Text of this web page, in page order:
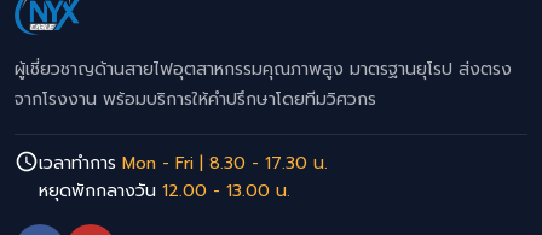
ผู้เชี่ยวชาญด้านสายไฟอุตสาหกรรมคุณภาพสูง มาตรฐานยุโรป ส่งตรง
จากโรงงาน พร้อมบริการให้คำปรึกษาโดยทีมวิศวกร
เวลาทำการ Mon - Fri | 8.30 - 17.30 น.
หยุดพักกลางวัน 12.00 - 13.00 น.